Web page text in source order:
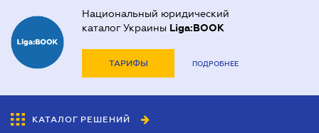
Национальный юридический
каталог Украины Liga:BOOK
ТАРИФЫ ПОДРОБНЕЕ
КАТАЛОГ РЕШЕНИЙ